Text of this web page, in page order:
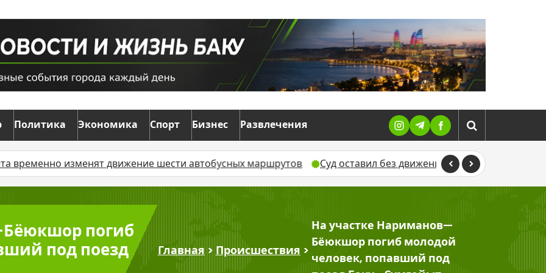
Политика Экономика Спорт Бизнес Развлечения
изменят движение шести автобусных маршрутов Суд оставил без движения жалобу Севиндж
погиб
под поезд
Главная > Происшествия >
На участке Нариманов—
Бёюкшор погиб молодой
человек, попавший под